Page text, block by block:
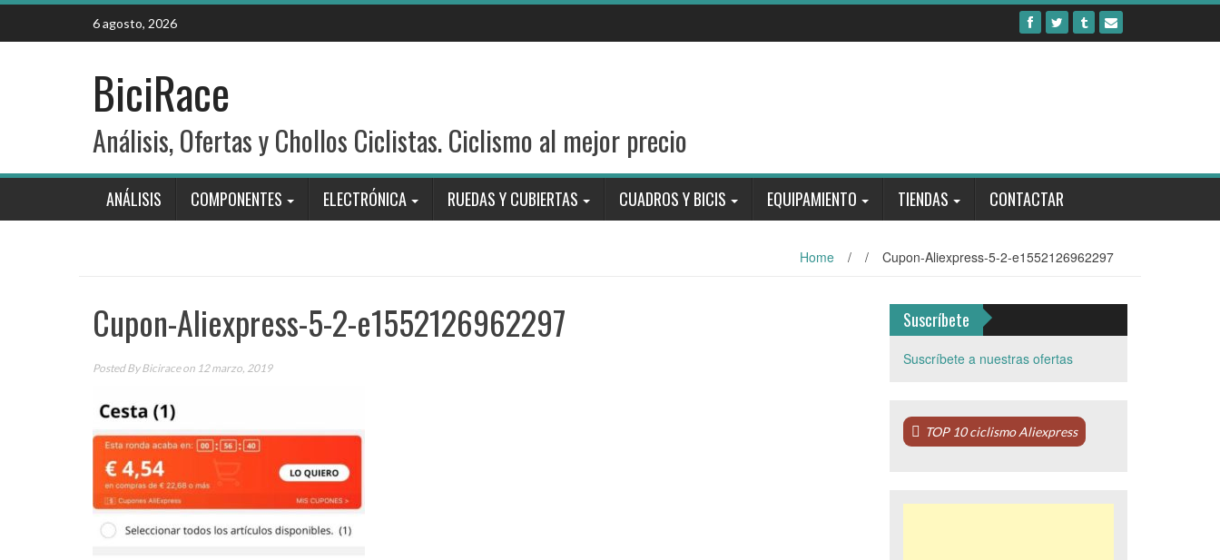
Skip
content
6 agosto, 2026
BiciRace
Análisis, Ofertas y Chollos Ciclistas. Ciclismo al mejor precio
ANÁLISIS COMPONENTES ELECTRÓNICA RUEDAS Y CUBIERTAS CUADROS Y BICIS EQUIPAMIENTO TIENDAS CONTACTAR
Home / / Cupon-Aliexpress-5-2-e1552126962297
Cupon-Aliexpress-5-2-e1552126962297
Posted ByBiciraceon 12 marzo, 2019
Suscríbete
Suscríbete a nuestras ofertas
TOP 10 ciclismo Aliexpress